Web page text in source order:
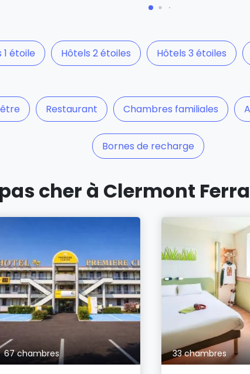
1 étoile Hôtels 2 étoiles Hôtels 3 étoiles
Restaurant Chambres familiales
Bornes de recharge
cher à Clermont
67 chambres 33 chambres